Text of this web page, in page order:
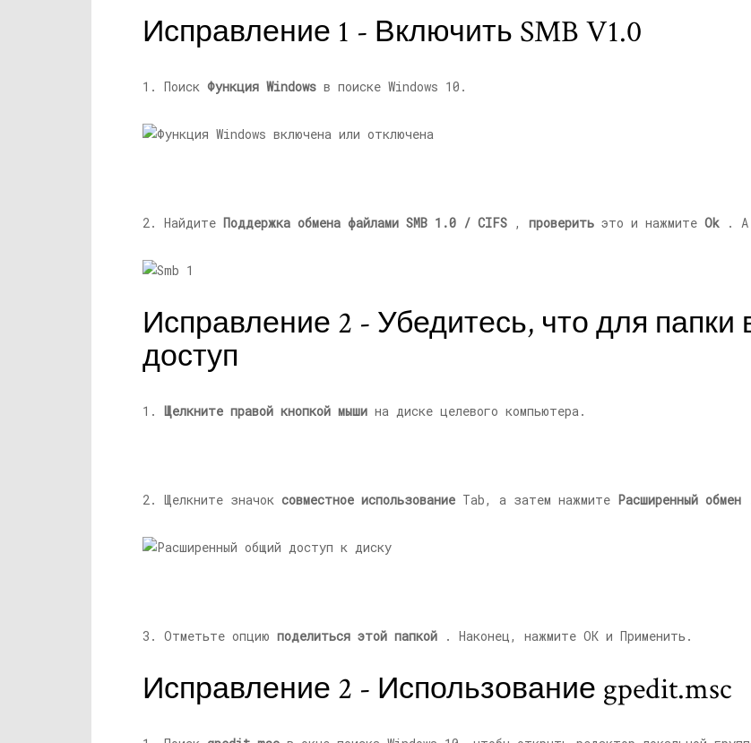
Исправление 1 - Включить SMB V1.0
1. Поиск Функция Windows в поиске Windows 10.
2. Найдите Поддержка обмена файлами SMB 1.0 / CIFS , проверить это и нажмите Ok . А
Исправление 2 - Убедитесь, что для
доступ
1. Щелкните правой кнопкой мыши на диске целевого компьютера.
2. Щелкните значок совместное использование Tab, а затем нажмите Расширенный обмен
3. Отметьте опцию поделиться этой папкой . Наконец, нажмите ОК и Применить.
Исправление 2 - Использование gpedit.msc